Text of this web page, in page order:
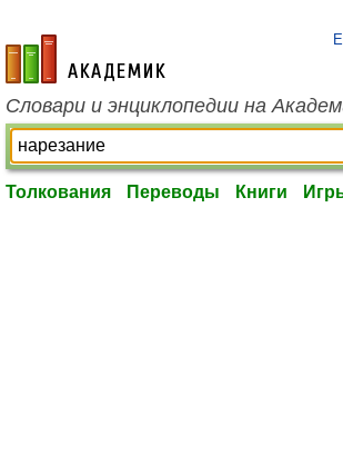
academic.ru
Словари и энциклопедии на
Толкования Переводы Книги